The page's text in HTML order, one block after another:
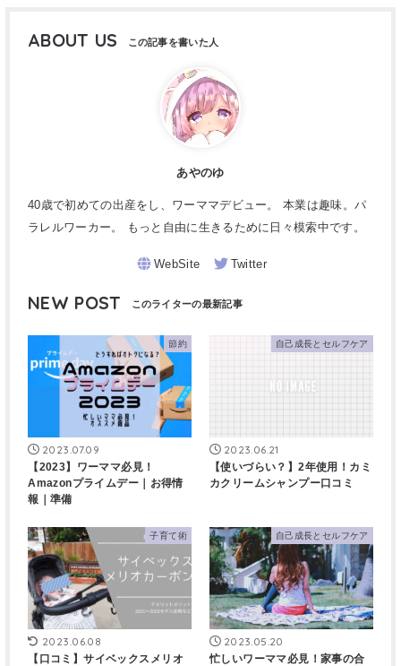
ABOUT US
あやのゆ
40歳で初めての出産をし、ワーママデビュー。 本業は趣味。パ
ラレルワーカー。 もっと自由に生きるために日々模索中です。
NEW POST
節約
2023.07.09
【2023】ワーママ必見！
Amazonプライムデー｜お得情
報｜準備
自己成長とセルフケア
2023.06.21
【使いづらい？】2年使用！カミ
カクリームシャンプー口コミ
子育て術
2023.06.08
【口コミ】サイベックスメリオ
自己成長とセルフケア
2023.05.20
忙しいワーママ必見！家事の合